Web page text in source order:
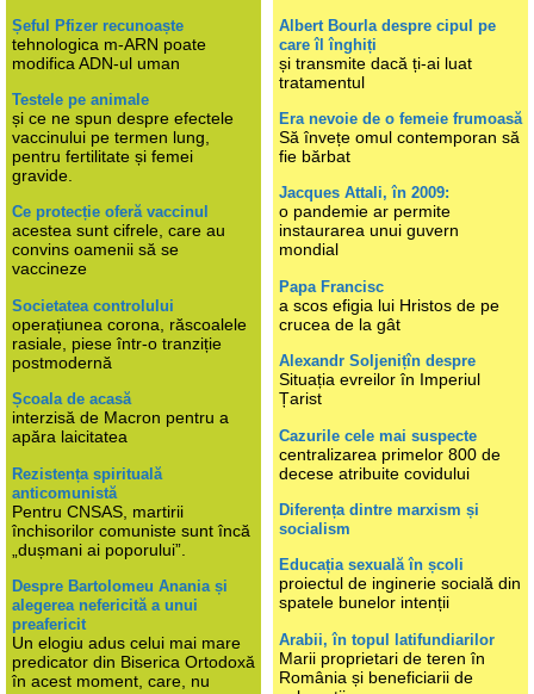
Șeful Pfizer recunoaște
tehnologica m-ARN poate
modifica ADN-ul uman
Testele pe animale
și ce ne spun despre efectele
vaccinului pe termen lung,
pentru fertilitate și femei
gravide.
Ce protecție oferă vaccinul
acestea sunt cifrele, care au
convins oamenii să se
vaccineze
Societatea controlului
operațiunea corona, răscoalele
rasiale, piese într-o tranziție
postmodernă
Școala de acasă
interzisă de Macron pentru a
apăra laicitatea
Rezistența spirituală
anticomunistă
Pentru CNSAS, martirii
închisorilor comuniste sunt încă
„dușmani ai poporului”.
Despre Bartolomeu Anania și
alegerea nefericită a unui
preafericit
Un elogiu adus celui mai mare
predicator din Biserica Ortodoxă
în acest moment, care, nu
Albert Bourla despre cipul pe
care îl înghiți
și transmite dacă ți-ai luat
tratamentul
Era nevoie de o femeie frumoasă
Să învețe omul contemporan să
fie bărbat
Jacques Attali, în 2009:
o pandemie ar permite
instaurarea unui guvern
mondial
Papa Francisc
a scos efigia lui Hristos de pe
crucea de la gât
Alexandr Soljenițîn despre
Situația evreilor în Imperiul
Țarist
Cazurile cele mai suspecte
centralizarea primelor 800 de
decese atribuite covidului
Diferența dintre marxism și
socialism
Educația sexuală în școli
proiectul de inginerie socială din
spatele bunelor intenții
Arabii, în topul latifundiarilor
Marii proprietari de teren în
România și beneficiarii de